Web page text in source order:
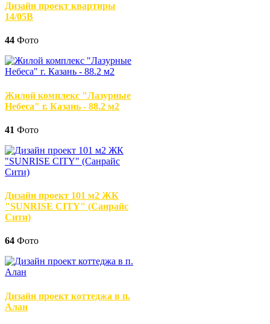
Дизайн проект квартиры
14/05В
44 Фото
Жилой комплекс "Лазурные
Небеса" г. Казань - 88.2 м2
41 Фото
Дизайн проект 101 м2 ЖК
"SUNRISE CITY" (Санрайс
Сити)
64 Фото
Дизайн проект коттеджа в п.
Алан